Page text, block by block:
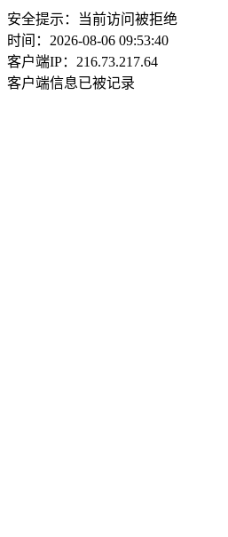
安全提示：当前访问被拒绝
时间：2026-08-06 09:53:40
客户端IP：216.73.217.64
客户端信息已被记录